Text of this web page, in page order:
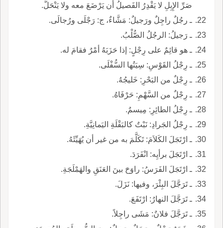
صَرِّ الإِبِلِ لا يَقْدِرُ الفَصيلُ أن يَرْضَعَ معه ولا يَنْحَلُّ.
ـ رجُلٌ راجِلٌ ورَجيلٌ: مَشَّاءٌ، ج: رَجْلَى ورُجالَى.
ـ رَجيلُ: الرجُلُ الصُّلْبُ.
ـ هو قائِمٌ على رِجْلٍ: إذا حَزَبَهُ أمْرٌ فقامَ له.
ـ رِجْلُ القَوْسِ: سِيَتُها السُّفْلَى.
ـ رِجْلٌ من البَحْرِ: خَليجُهُ.
ـ رِجْلٌ من السَّهْمِ: حَرْفَاهُ.
ـ رِجْلُ الطائِرِ: مِيسمٌ.
ـ رِجْلُ الجَرادِ: نَبْتٌ كالبَقْلَةِ اليَمانِيَّةِ.
ـ ارْتَجَلَ الكَلاَمَ: تَكَلَّمَ به من غير أن يُهَيِّئَهُ.
ـ ارْتَجَلَ برأيِه: انْفَرَدَ.
ـ ارْتَجَلَ الفَرَسُ: راوَحَ بينَ العَنَقِ والهَمْلَجَةِ.
ـ تَرَجَّلَ البِئْرَ، وفيها: نَزَلَ.
ـ تَرَجَّلَ النهارُ: ارْتَفَعَ.
ـ تَرَجَّلَ فلانٌ: مَشَى راجِلاً.